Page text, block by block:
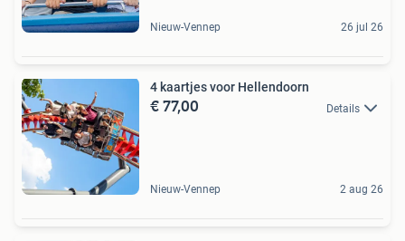
Nieuw-Vennep 26 jul 26
4 kaartjes voor Hellendoorn
€ 77,00 Details
Nieuw-Vennep 2 aug 26